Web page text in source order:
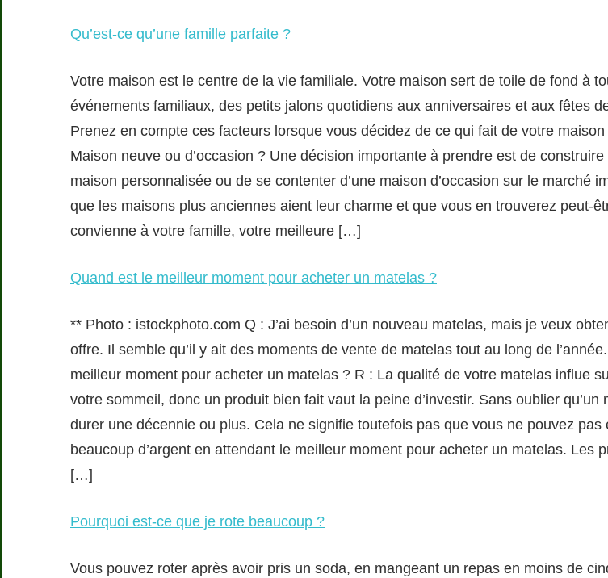
Qu’est-ce qu’une famille parfaite ?
Votre maison est le centre de la vie familiale. Votre maison sert de toile de fond à
événements familiaux, des petits jalons quotidiens aux anniversaires et aux fêtes
Prenez en compte ces facteurs lorsque vous décidez de ce qui fait de votre
Maison neuve ou d’occasion ? Une décision importante à prendre est de
maison personnalisée ou de se contenter d’une maison d’occasion sur le marché
que les maisons plus anciennes aient leur charme et que vous en trouverez peut-
convienne à votre famille, votre meilleure […]
Quand est le meilleur moment pour acheter un matelas ?
** Photo : istockphoto.com Q : J’ai besoin d’un nouveau matelas, mais je veux
offre. Il semble qu’il y ait des moments de vente de matelas tout au long de
meilleur moment pour acheter un matelas ? R : La qualité de votre matelas influe
votre sommeil, donc un produit bien fait vaut la peine d’investir. Sans oublier qu’un
durer une décennie ou plus. Cela ne signifie toutefois pas que vous ne pouvez pas
beaucoup d’argent en attendant le meilleur moment pour acheter un matelas. Les
[…]
Pourquoi est-ce que je rote beaucoup ?
Vous pouvez roter après avoir pris un soda, en mangeant un repas en moins de